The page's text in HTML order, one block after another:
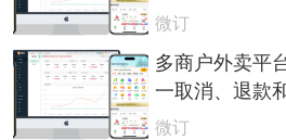
微订
多商户外卖平
一取消、退款
微订